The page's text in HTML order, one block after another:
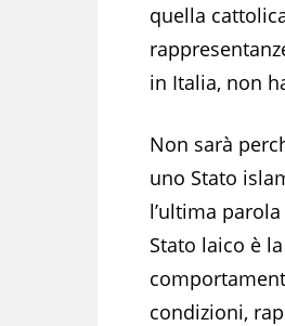
quella
in Italia, non
Non sarà
uno Stato
l’ultima
Stato laico è
condizioni,